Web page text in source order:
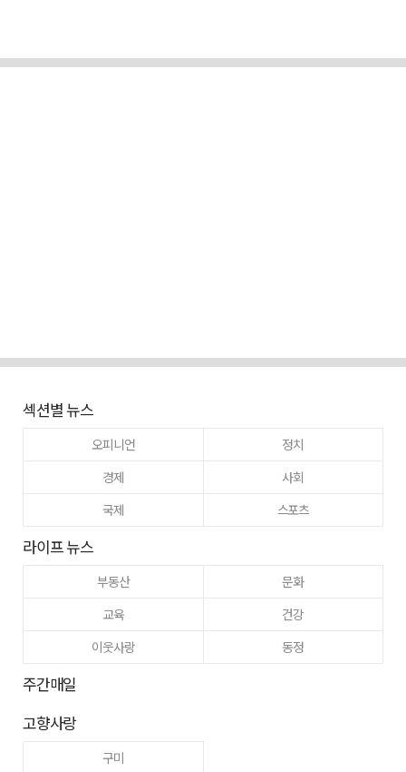
섹션별 뉴스
오피니언
정치
경제
사회
국제
스포츠
라이프 뉴스
부동산
문화
교육
건강
이웃사랑
동정
주간매일
고향사랑
구미